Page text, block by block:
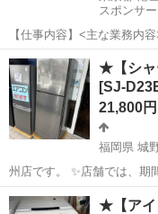
スポンサ
【仕事内容】<主な業務内
ます。 日払い制度と週1日
す。 ファン付きベストの支
事現場での歩行者や車両の
アルバイト・パート / 契
★【シャ
[SJ-
21,800円
福岡県 城
州店です。 ✨️店舗では
している商品も…
福岡 北九州市 城
★【アイ